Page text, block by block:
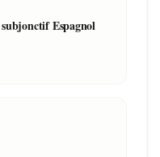
subjonctif Espagnol